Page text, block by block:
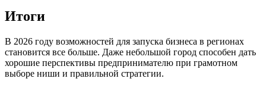
Итоги
В 2026 году возможностей для запуска бизнеса в регионах
становится все больше. Даже небольшой город способен дать
хорошие перспективы предпринимателю при грамотном
выборе ниши и правильной стратегии.